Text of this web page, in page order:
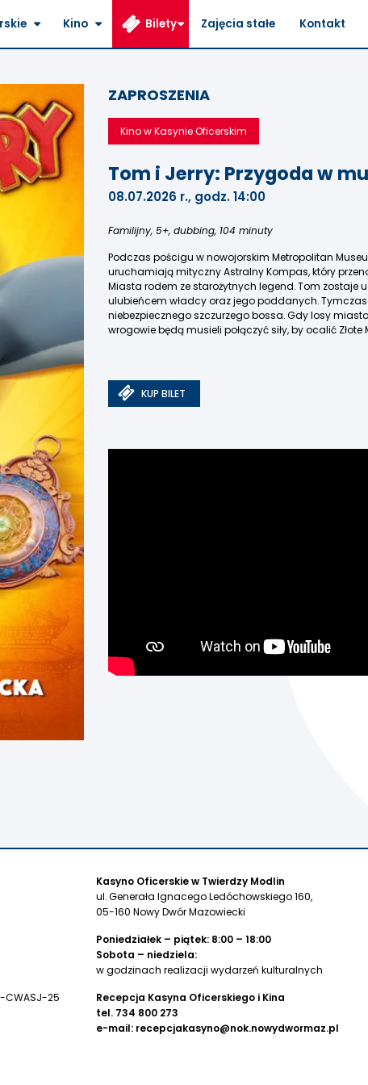
Kino Bilety Zajęcia stałe Kontakt
ZAPROSZENIA
Kino w Kasynie Oficerskim
Tom i Jerry: Przygoda w
08.07.2026 r., godz. 14:00
Familijny, 5+, dubbing, 104 minuty
Podczas pościgu w nowojorskim Metropolitan
uruchamiają mityczny Astralny Kompas, który
Miasta rodem ze starożytnych legend. Tom zostaje
ulubieńcem władcy oraz jego poddanych.
niebezpiecznego szczurzego bossa. Gdy losy
wrogowie będą musieli połączyć siły, by ocalić
KUP BILET
CWASJ-25
Kasyno Oficerskie w Twierdzy Modlin
ul. Generała Ignacego Ledóchowskiego 160,
05-160 Nowy Dwór Mazowiecki
Poniedziałek – piątek: 8:00 – 18:00
Sobota – niedziela:
w godzinach realizacji wydarzeń kulturalnych
Recepcja Kasyna Oficerskiego i Kina
tel. 734 800 273
e-mail: recepcjakasyno@nok.nowydwormaz.pl